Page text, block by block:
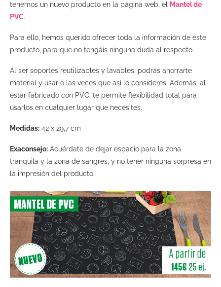
tenemos un nuevo producto en la página web, el Mantel de
PVC.
Para ello, hemos querido ofrecer toda la información de este
producto, para que no tengáis ninguna duda al respecto.
Al ser soportes reutilizables y lavables, podrás ahorrarte
material y usarlo las veces que así lo consideres. Además, al
estar fabricado con PVC, te permite flexibilidad total para
usarlos en cualquier lugar que necesites.
Medidas: 42 x 29,7 cm
Exaconsejo: Acuérdate de dejar espacio para la zona
tranquila y la zona de sangres, y no tener ninguna sorpresa en
la impresión del producto.